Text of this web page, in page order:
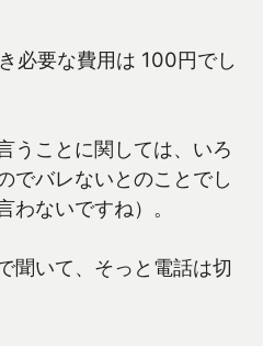
必要な費用は 100円でし
うことに関しては、いろ
でバレないとのことでし
わないですね）。
聞いて、そっと電話は切